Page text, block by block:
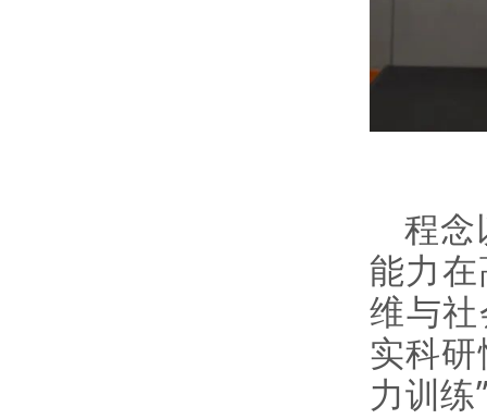
程念
能力
维与
实科
力训练